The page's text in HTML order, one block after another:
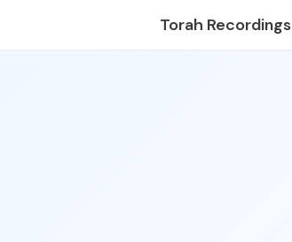
Torah Recordings